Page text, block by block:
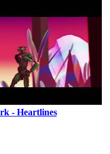
- Heartlines